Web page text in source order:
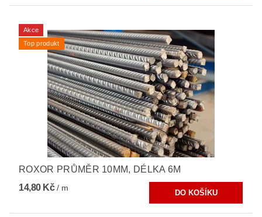
Akce
Top produkt
ROXOR PRŮMĚR 10MM, DÉLKA 6M
14,80 Kč/ m